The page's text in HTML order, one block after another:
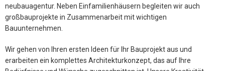
neubauagentur. Neben Einfamilienhäusern begleiten wir auch
großbauprojekte in Zusammenarbeit mit wichtigen
Bauunternehmen.
Wir gehen von Ihren ersten Ideen für Ihr Bauprojekt aus und
erarbeiten ein komplettes Architekturkonzept, das auf Ihre